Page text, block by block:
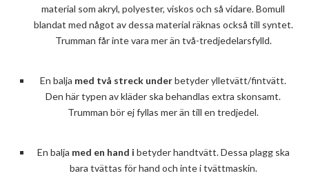
material som akryl, polyester, viskos och så vidare. Bomull
blandat med något av dessa material räknas också till syntet.
Trumman får inte vara mer än två-tredjedelarsfylld.
En balja med två streck underbetyder ylletvätt/fintvätt.
Den här typen av kläder ska behandlas extra skonsamt.
Trumman bör ej fyllas mer än till en tredjedel.
En balja med en hand i betyder handtvätt. Dessa plagg ska
bara tvättas för hand och inte i tvättmaskin.